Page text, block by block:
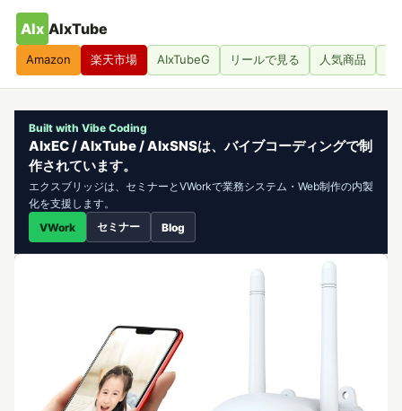
AIx AIxTube
Amazon 楽天市場 AIxTubeG リールで見る 人気商品
Built with Vibe Coding
AIxEC / AIxTube / AIxSNSは、バイブコーディングで制
作されています。
エクスブリッジは、セミナーとVWorkで業務システム・Web制作の内製
化を支援します。
VWork
セミナー Blog